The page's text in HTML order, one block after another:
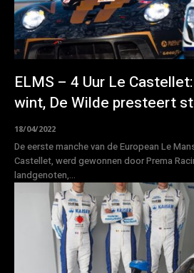
ELMS – 4 Uur Le
wint, De Wilde presteert
18/04/2022
De eerste manche van de European Le Mans Series,
Castellet, werd gewonnen door Prema
landgenoten,...